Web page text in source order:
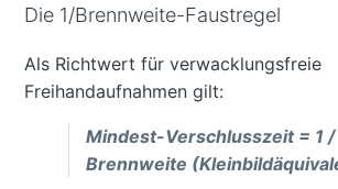
Die 1/Brennweite-Faustregel
Als Richtwert für verwacklungsfreie
Freihandaufnahmen gilt:
Mindest-Verschlusszeit = 1 /
Brennweite